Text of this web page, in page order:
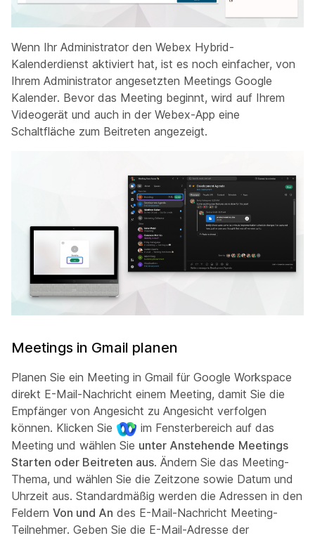
Wenn Ihr Administrator den Webex Hybrid-
Kalenderdienst aktiviert hat, ist es noch einfacher, von
Ihrem Administrator angesetzten Meetings Google
Kalender. Bevor das Meeting beginnt, wird auf Ihrem
Videogerät und auch in der Webex-App eine
Schaltfläche zum Beitreten angezeigt.
Meetings in Gmail planen
Planen Sie ein Meeting in Gmail für Google Workspace
direkt E-Mail-Nachricht einem Meeting, damit Sie die
Empfänger von Angesicht zu Angesicht verfolgen
können. Klicken Sie
im Fensterbereich auf das
Meeting und wählen Sie unter Anstehende Meetings
Starten oder Beitreten aus. Ändern Sie das Meeting-
Thema, und wählen Sie die Zeitzone sowie Datum und
Uhrzeit aus. Standardmäßig werden die Adressen in den
Feldern Von und An des E-Mail-Nachricht Meeting-
Teilnehmer. Geben Sie die E-Mail-Adresse der